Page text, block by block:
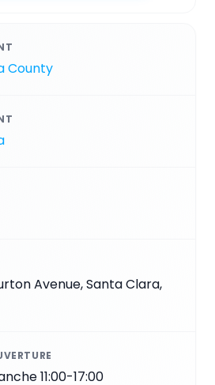
County
Avenue, Santa Clara,
11:00-17:00